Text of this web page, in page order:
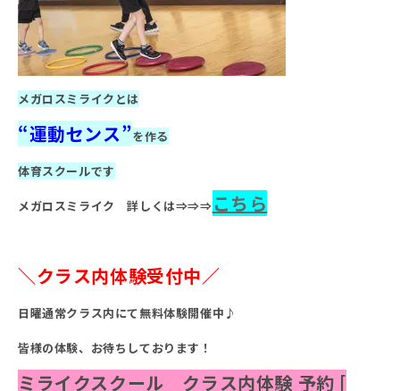
メガロスミライクとは
“運動センス”を作る
体育スクールです
メガロスミライク 詳しくは⇒⇒⇒ こちら
＼クラス内体験受付中／
日曜通常クラス内にて無料体験開催中♪
皆様の体験、お待ちしております！
ミライクスクール クラス内体験 予約 [